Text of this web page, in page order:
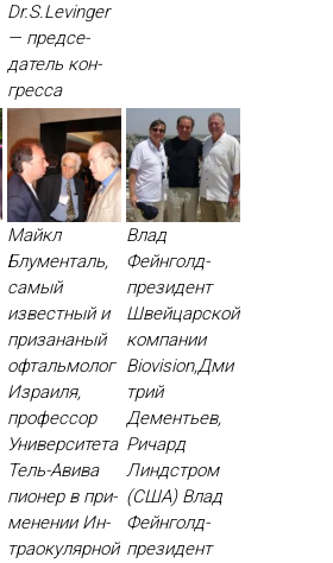
Dr.S.Levinger
— пред­се­
датель кон­
грес­са
Майкл
Блументаль,
самый
известный и
призананый
офтальмолог
Израиля,
профессор
Университета
Тель-Авива
пи­онер в при­
мене­нии Ин­
тра­оку­ляр­ной
Влад
Фейнголд-
президент
Швейцарской
компании
Biovision,Дми
трий
Дементьев,
Ричард
Линдстром
(США) Влад
Фей­нголд-
пре­зидент